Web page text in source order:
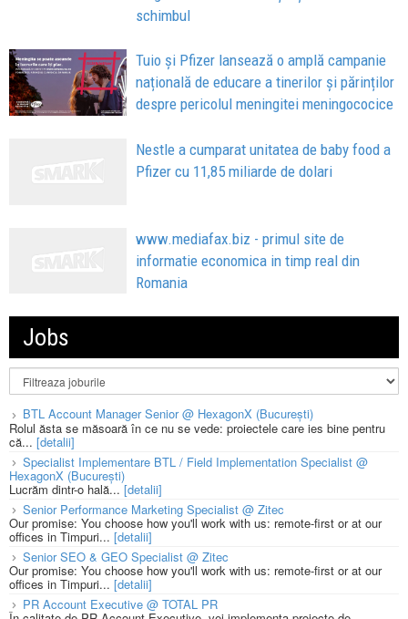
schimbul
Tuio și Pfizer lansează o amplă campanie
națională de educare a tinerilor și părinților
despre pericolul meningitei meningococice
Nestle a cumparat unitatea de baby food a
Pfizer cu 11,85 miliarde de dolari
www.mediafax.biz - primul site de
informatie economica in timp real din
Romania
Jobs
BTL Account Manager Senior @ HexagonX (București)
Rolul ăsta se măsoară în ce nu se vede: proiectele care ies bine pentru
că... [detalii]
Specialist Implementare BTL / Field Implementation Specialist @
HexagonX (București)
Lucrăm dintr-o hală...[detalii]
Senior Performance Marketing Specialist @ Zitec
Our promise: You choose how you'll work with us: remote-first or at our
offices in Timpuri... [detalii]
Senior SEO & GEO Specialist @ Zitec
Our promise: You choose how you'll work with us: remote-first or at our
offices in Timpuri... [detalii]
PR Account Executive @ TOTAL PR